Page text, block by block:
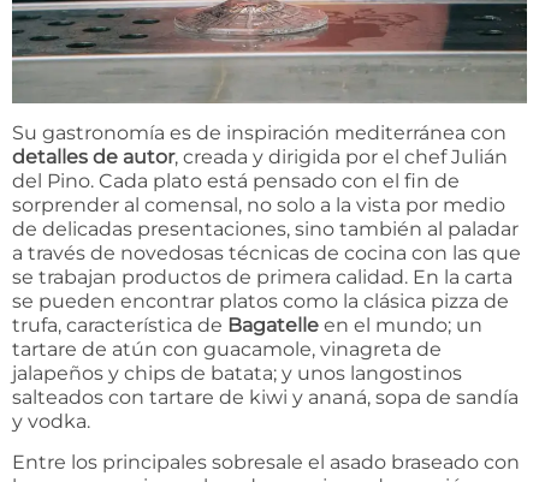
Su gastronomía es de inspiración mediterránea con
detalles de autor, creada y dirigida por el chef Julián
del Pino. Cada plato está pensado con el fin de
sorprender al comensal, no solo a la vista por medio
de delicadas presentaciones, sino también al paladar
a través de novedosas técnicas de cocina con las que
se trabajan productos de primera calidad. En la carta
se pueden encontrar platos como la clásica pizza de
trufa, característica de Bagatelle en el mundo; un
tartare de atún con guacamole, vinagreta de
jalapeños y chips de batata; y unos langostinos
salteados con tartare de kiwi y ananá, sopa de sandía
y vodka.
Entre los principales sobresale el asado braseado con